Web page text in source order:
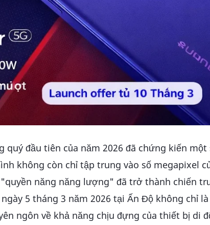
đầu tiên của năm 2026 đã chứng kiến một
không còn chỉ tập trung vào số megapixel
năng năng lượng" đã trở thành chiến
5 tháng 3 năm 2026 tại Ấn Độ không chỉ
ngôn về khả năng chịu đựng của thiết bị di